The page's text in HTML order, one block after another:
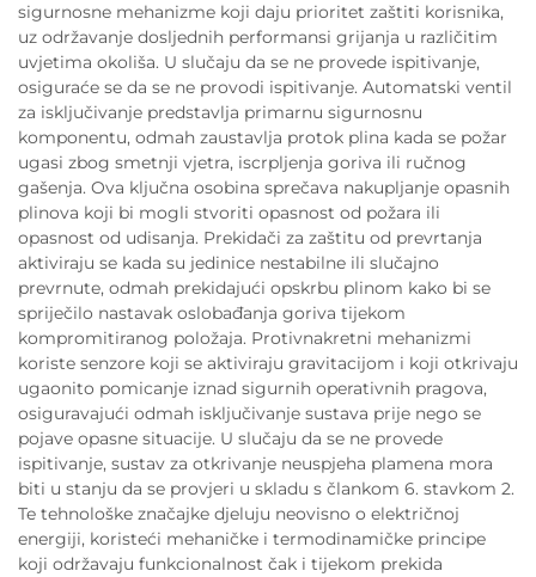
sigurnosne mehanizme koji daju prioritet zaštiti korisnika,
uz održavanje dosljednih performansi grijanja u različitim
uvjetima okoliša. U slučaju da se ne provede ispitivanje,
osiguraće se da se ne provodi ispitivanje. Automatski ventil
za isključivanje predstavlja primarnu sigurnosnu
komponentu, odmah zaustavlja protok plina kada se požar
ugasi zbog smetnji vjetra, iscrpljenja goriva ili ručnog
gašenja. Ova ključna osobina sprečava nakupljanje opasnih
plinova koji bi mogli stvoriti opasnost od požara ili
opasnost od udisanja. Prekidači za zaštitu od prevrtanja
aktiviraju se kada su jedinice nestabilne ili slučajno
prevrnute, odmah prekidajući opskrbu plinom kako bi se
spriječilo nastavak oslobađanja goriva tijekom
kompromitiranog položaja. Protivnakretni mehanizmi
koriste senzore koji se aktiviraju gravitacijom i koji otkrivaju
ugaonito pomicanje iznad sigurnih operativnih pragova,
osiguravajući odmah isključivanje sustava prije nego se
pojave opasne situacije. U slučaju da se ne provede
ispitivanje, sustav za otkrivanje neuspjeha plamena mora
biti u stanju da se provjeri u skladu s člankom 6. stavkom 2.
Te tehnološke značajke djeluju neovisno o električnoj
energiji, koristeći mehaničke i termodinamičke principe
koji održavaju funkcionalnost čak i tijekom prekida